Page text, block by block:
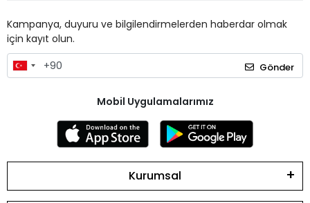
Kampanya, duyuru ve bilgilendirmelerden haberdar olmak
için kayıt olun.
Gönder
Mobil Uygulamalarımız
Kurumsal